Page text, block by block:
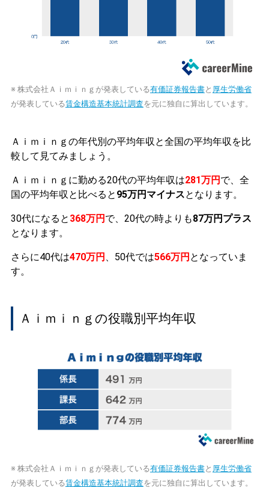
※ 株式会社Ａｉｍｉｎｇが発表している有価証券報告書と 厚生労働省
が発表している賃金構造基本統計調査を元に独自に算出しています。
Ａｉｍｉｎｇの年代別の平均年収と全国の平均年収を比
較して見てみましょう。
Ａｉｍｉｎｇに勤める20代の平均年収は281万円 で、全
国の平均年収と比べると 95万円マイナスとなります。
30代になると 368万円 で、20代の時よりも87万円プラス
となります。
さらに40代は470万円 、50代では566万円 となっていま
す。
Ａｉｍｉｎｇの役職別平均年収
※ 株式会社Ａｉｍｉｎｇが発表している有価証券報告書と 厚生労働省
が発表している賃金構造基本統計調査を元に独自に算出しています。